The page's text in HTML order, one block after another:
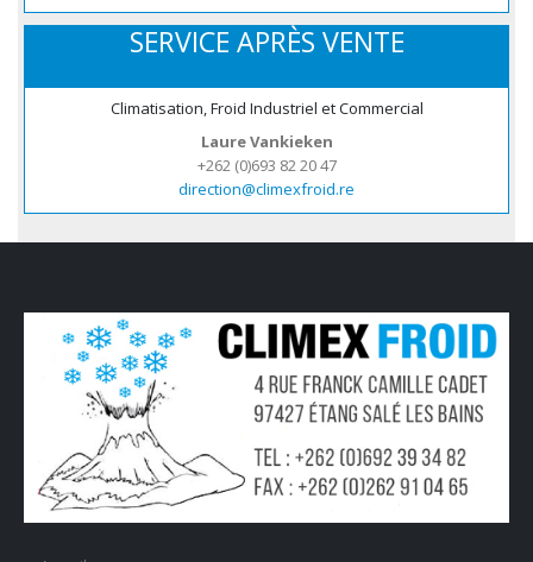
SERVICE APRÈS VENTE
Climatisation, Froid Industriel et Commercial
Laure Vankieken
+262 (0)693 82 20 47
direction@climexfroid.re